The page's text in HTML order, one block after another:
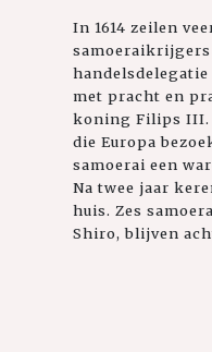
In 1614 zeilen
samoeraikrijgers
handelsdelegatie
met pracht en
koning Filips III.
die Europa
samoerai een
Na twee jaar
huis. Zes
Shiro, blijven